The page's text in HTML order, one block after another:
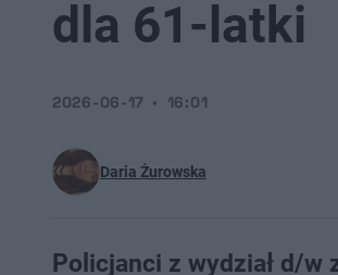
dla 61-latki
Daria Żurowska
2026-06-17 16:01
Policjanci z wydział d/